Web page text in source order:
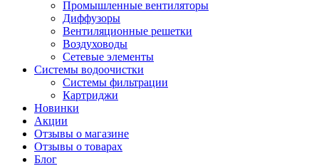
Промышленные вентиляторы
Диффузоры
Вентиляционные решетки
Воздуховоды
Сетевые элементы
Системы водоочистки
Системы фильтрации
Картриджи
Новинки
Акции
Отзывы о магазине
Отзывы о товарах
Блог